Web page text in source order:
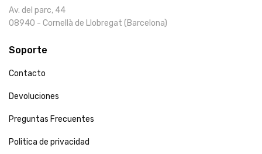
Av. del parc, 44
08940 - Cornellà de Llobregat (Barcelona)
Soporte
Contacto
Devoluciones
Preguntas Frecuentes
Politica de privacidad